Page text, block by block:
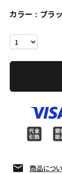
カラー ブラ
商品につ